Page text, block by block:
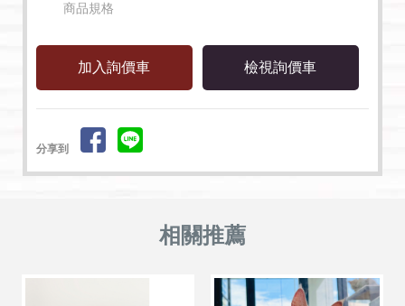
商品規格
檢視詢價車
分享到